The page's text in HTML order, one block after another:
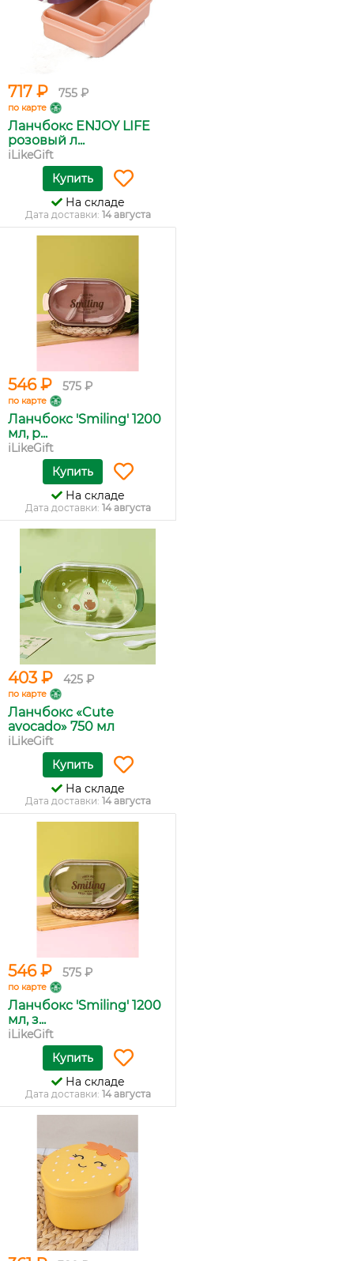
717 ₽ 755 ₽
по карте
Ланчбокс ENJOY LIFE
розовый л...
iLikeGift
Купить
На складе
Дата доставки: 14 августа
546 ₽ 575 ₽
по карте
Ланчбокс 'Smiling' 1200
мл, р...
iLikeGift
Купить
На складе
Дата доставки: 14 августа
403 ₽ 425 ₽
по карте
Ланчбокс «Cute
avocado» 750 мл
iLikeGift
Купить
На складе
Дата доставки: 14 августа
546 ₽ 575 ₽
по карте
Ланчбокс 'Smiling' 1200
мл, з...
iLikeGift
Купить
На складе
Дата доставки: 14 августа